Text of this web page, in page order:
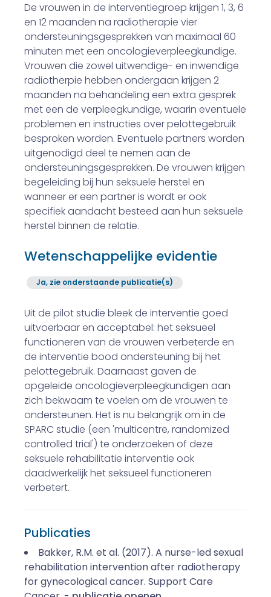
De vrouwen in de interventiegroep krijgen 1, 3, 6
en 12 maanden na radiotherapie vier
ondersteuningsgesprekken van maximaal 60
minuten met een oncologieverpleegkundige.
Vrouwen die zowel uitwendige- en inwendige
radiotherpie hebben ondergaan krijgen 2
maanden na behandeling een extra gesprek
met een de verpleegkundige, waarin eventuele
problemen en instructies over pelottegebruik
besproken worden. Eventuele partners worden
uitgenodigd deel te nemen aan de
ondersteuningsgesprekken. De vrouwen krijgen
begeleiding bij hun seksuele herstel en
wanneer er een partner is wordt er ook
specifiek aandacht besteed aan hun seksuele
herstel binnen de relatie.
Wetenschappelijke evidentie
Ja, zie onderstaande publicatie(s)
Uit de pilot studie bleek de interventie goed
uitvoerbaar en acceptabel: het seksueel
functioneren van de vrouwen verbeterde en
de interventie bood ondersteuning bij het
pelottegebruik. Daarnaast gaven de
opgeleide oncologieverpleegkundigen aan
zich bekwaam te voelen om de vrouwen te
ondersteunen. Het is nu belangrijk om in de
SPARC studie (een 'multicentre, randomized
controlled trial') te onderzoeken of deze
seksuele rehabilitatie interventie ook
daadwerkelijk het seksueel functioneren
verbetert.
Publicaties
Bakker, R.M. et al. (2017). A nurse-led sexual
rehabilitation intervention after radiotherapy
for gynecological cancer. Support Care